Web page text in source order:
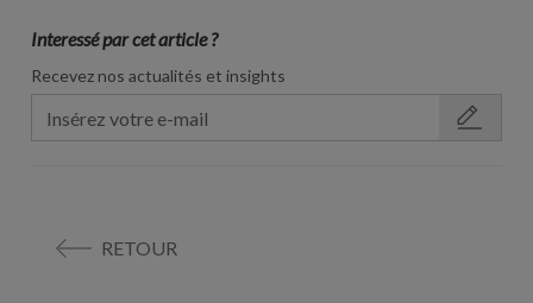
Interessé par cet article ?
Recevez nos actualités et insights
RETOUR